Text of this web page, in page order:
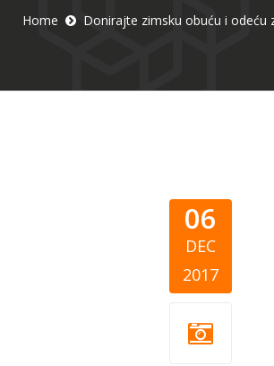
Home Donirajte zimsku obuću i odeću
06
DEC
2017